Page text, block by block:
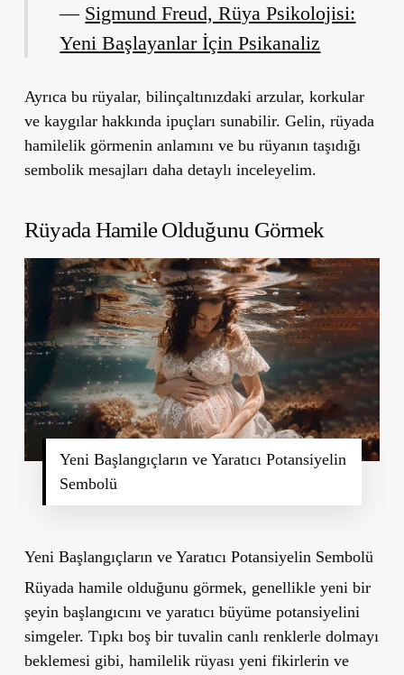
― Sigmund Freud, Rüya Psikolojisi:
Yeni Başlayanlar İçin Psikanaliz
Ayrıca bu rüyalar, bilinçaltınızdaki arzular, korkular
ve kaygılar hakkında ipuçları sunabilir. Gelin, rüyada
hamilelik görmenin anlamını ve bu rüyanın taşıdığı
sembolik mesajları daha detaylı inceleyelim.
Rüyada Hamile Olduğunu Görmek
Yeni Başlangıçların ve Yaratıcı Potansiyelin
Sembolü
Yeni Başlangıçların ve Yaratıcı Potansiyelin Sembolü
Rüyada hamile olduğunu görmek, genellikle yeni bir
şeyin başlangıcını ve yaratıcı büyüme potansiyelini
simgeler. Tıpkı boş bir tuvalin canlı renklerle dolmayı
beklemesi gibi, hamilelik rüyası yeni fikirlerin ve